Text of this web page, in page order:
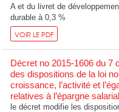
A et du livret de
durable à 0,3 %
VOIR LE PDF
Décret no 2015-1606 du 7
des dispositions de la loi
croissance, l’activité et
relatives à l’épargne
le décret modifie les